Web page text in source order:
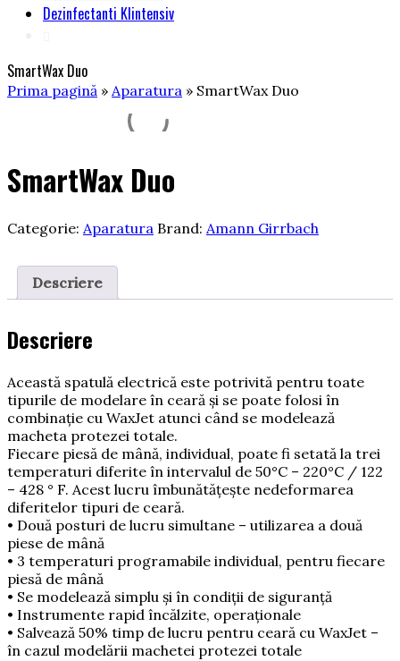
Dezinfectanti Klintensiv
SmartWax Duo
Prima pagină » Aparatura » SmartWax Duo
SmartWax Duo
Categorie: Aparatura Brand: Amann Girrbach
Descriere
Descriere
Această spatulă electrică este potrivită pentru toate
tipurile de modelare în ceară şi se poate folosi în
combinaţie cu WaxJet atunci când se modelează
macheta protezei totale.
Fiecare piesă de mână, individual, poate fi setată la trei
temperaturi diferite în intervalul de 50°C – 220°C / 122
– 428 ° F. Acest lucru îmbunătăţeşte nedeformarea
diferitelor tipuri de ceară.
• Două posturi de lucru simultane – utilizarea a două
piese de mână
• 3 temperaturi programabile individual, pentru fiecare
piesă de mână
• Se modelează simplu şi în condiţii de siguranţă
• Instrumente rapid încălzite, operaţionale
• Salvează 50% timp de lucru pentru ceară cu WaxJet –
în cazul modelării machetei protezei totale